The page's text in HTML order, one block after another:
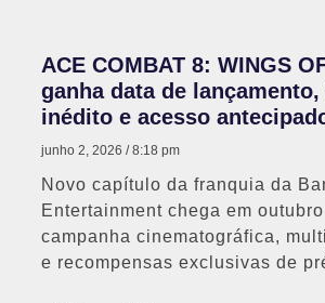
ACE COMBAT 8: WINGS
ganha data de
inédito e acesso
junho 2, 2026 8:18 pm
Novo capítulo da franquia da
Entertainment chega em
campanha cinematográfica,
e recompensas exclusivas de